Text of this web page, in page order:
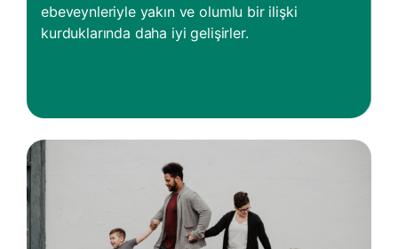
ebeveynleriyle yakın ve olumlu bir ilişki
kurduklarında daha iyi gelişirler.